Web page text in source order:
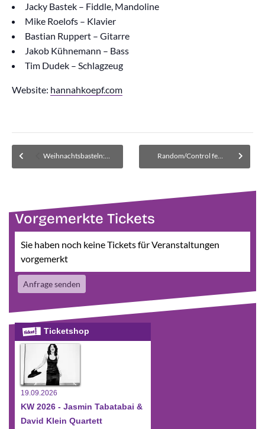
Jacky Bastek – Fiddle, Mandoline
Mike Roelofs – Klavier
Bastian Ruppert – Gitarre
Jakob Kühnemann – Bass
Tim Dudek – Schlagzeug
Website: hannahkoepf.com
Weihnachtsbasteln: Weihnachtskarten mit Nadel und Faden gestalten Random/Control feat. Fola Dada
Vorgemerkte Tickets
Sie haben noch keine Tickets für Veranstaltungen
vorgemerkt
Anfrage senden
Ticketshop
19.09.2026
KW 2026 - Jasmin Tabatabai &
David Klein Quartett